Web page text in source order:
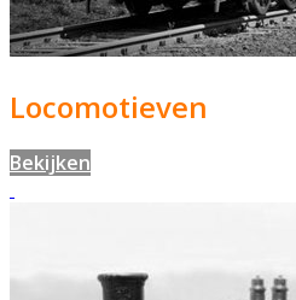
Locomotieven
Bekijken